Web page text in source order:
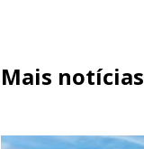
Mais notícias